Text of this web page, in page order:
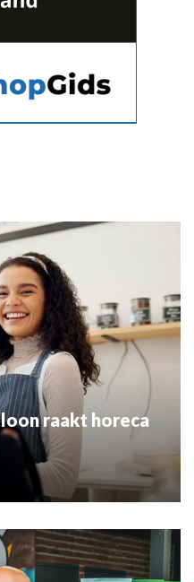
raakt horeca